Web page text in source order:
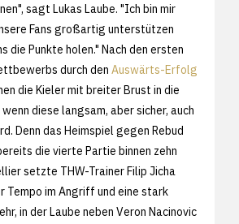
sagt Lukas Laube. "Ich bin mir
Fans großartig unterstützen
die Punkte holen." Nach den ersten
durch den Auswärts-Erfolg
die Kieler mit breiter Brust in die
diese langsam, aber sicher, auch
Denn das Heimspiel gegen Rebud
die vierte Partie binnen zehn
setzte THW-Trainer Filip Jicha
Tempo im Angriff und eine stark
in der Laube neben Veron Nacinovic